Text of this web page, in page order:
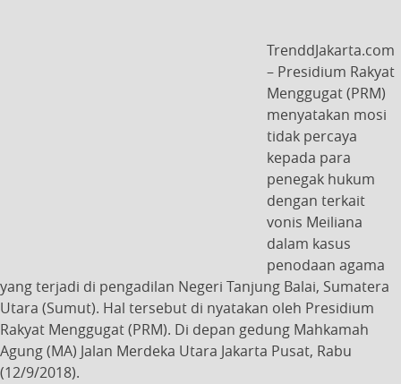
TrenddJakarta.com
– Presidium Rakyat
Menggugat (PRM)
menyatakan mosi
tidak percaya
kepada para
penegak hukum
dengan terkait
vonis Meiliana
dalam kasus
penodaan agama
yang terjadi di pengadilan Negeri Tanjung Balai, Sumatera
Utara (Sumut). Hal tersebut di nyatakan oleh Presidium
Rakyat Menggugat (PRM). Di depan gedung Mahkamah
Agung (MA) Jalan Merdeka Utara Jakarta Pusat, Rabu
(12/9/2018).